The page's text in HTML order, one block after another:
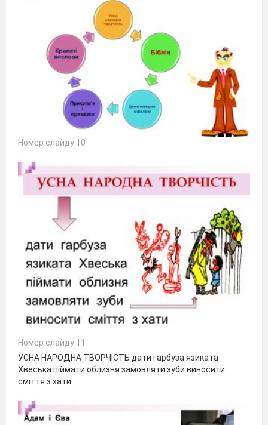
Номер слайду 10
Номер слайду 11
УСНА НАРОДНА ТВОРЧІСТЬ дати гарбуза язиката
Хвеська піймати облизня замовляти зуби виносити
сміття з хати